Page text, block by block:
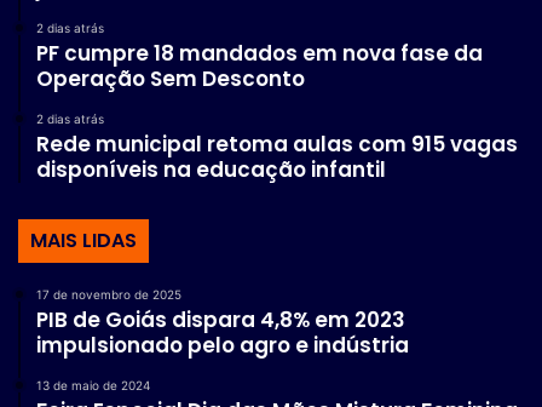
2 dias atrás
PF cumpre 18 mandados em nova fase da
Operação Sem Desconto
2 dias atrás
Rede municipal retoma aulas com 915 vagas
disponíveis na educação infantil
MAIS LIDAS
17 de novembro de 2025
PIB de Goiás dispara 4,8% em 2023
impulsionado pelo agro e indústria
13 de maio de 2024